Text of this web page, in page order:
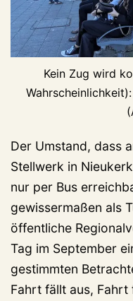
Kein Zug wird
Der Umstand, dass
Stellwerk in
nur per Bus
gewissermaßen als
öffentliche
Tag im September
gestimmten
Fahrt fällt aus,